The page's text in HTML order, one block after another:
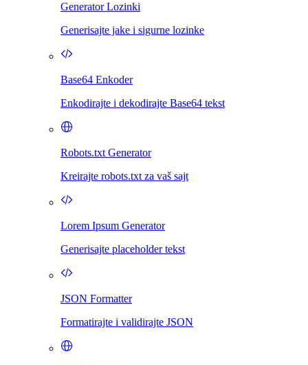
Generator Lozinki
Generisajte jake i sigurne lozinke
Base64 Enkoder
Enkodirajte i dekodirajte Base64 tekst
Robots.txt Generator
Kreirajte robots.txt za vaš sajt
Lorem Ipsum Generator
Generisajte placeholder tekst
JSON Formatter
Formatirajte i validirajte JSON